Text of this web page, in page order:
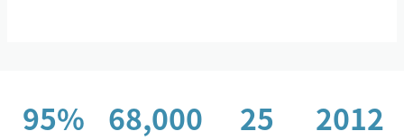
95% 68,000 25 2012